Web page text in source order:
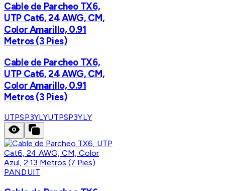
Cable de Parcheo TX6,
UTP Cat6, 24 AWG, CM,
Color Amarillo, 0.91
Metros (3 Pies)
Cable de Parcheo TX6,
UTP Cat6, 24 AWG, CM,
Color Amarillo, 0.91
Metros (3 Pies)
UTPSP3YLYUTPSP3YLY
PANDUIT